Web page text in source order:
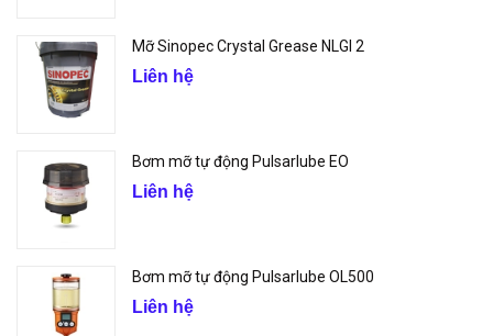
Mỡ Sinopec Crystal Grease NLGI 2
Liên hệ
Bơm mỡ tự động Pulsarlube EO
Liên hệ
Bơm mỡ tự động Pulsarlube OL500
Liên hệ